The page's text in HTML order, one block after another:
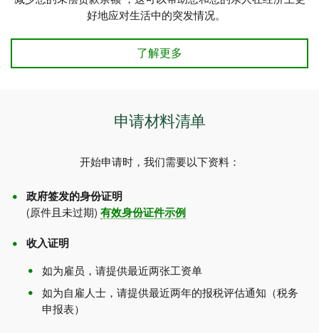
好地应对生活中的突发情况。
了解更多
申请材料清单
开始申请时，我们需要以下资料：
政府签发的身份证明
(原件且未过期) 有效身份证件示例
收入证明
如为雇员，请提供最近两张工资单
如为自雇人士，请提供最近两年的报税评估通知（税务
申报表）